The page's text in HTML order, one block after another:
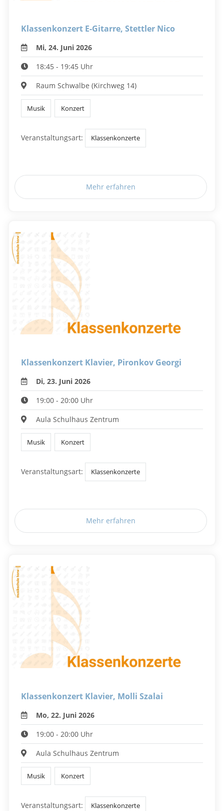
Klassenkonzert E-Gitarre, Stettler Nico
Mi, 24. Juni 2026
18:45 - 19:45 Uhr
Raum Schwalbe (Kirchweg 14)
Musik Konzert
Veranstaltungsart: Klassenkonzerte
Mehr erfahren
Klassenkonzert Klavier, Pironkov Georgi
Di, 23. Juni 2026
19:00 - 20:00 Uhr
Aula Schulhaus Zentrum
Musik Konzert
Veranstaltungsart: Klassenkonzerte
Mehr erfahren
Klassenkonzert Klavier, Molli Szalai
Mo, 22. Juni 2026
19:00 - 20:00 Uhr
Aula Schulhaus Zentrum
Musik Konzert
Veranstaltungsart: Klassenkonzerte